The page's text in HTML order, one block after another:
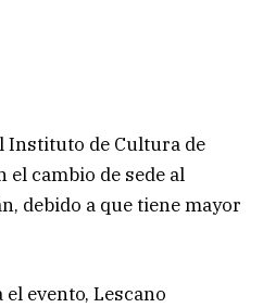
Instituto de Cultura de
cambio de sede al
debido a que tiene mayor
evento, Lescano